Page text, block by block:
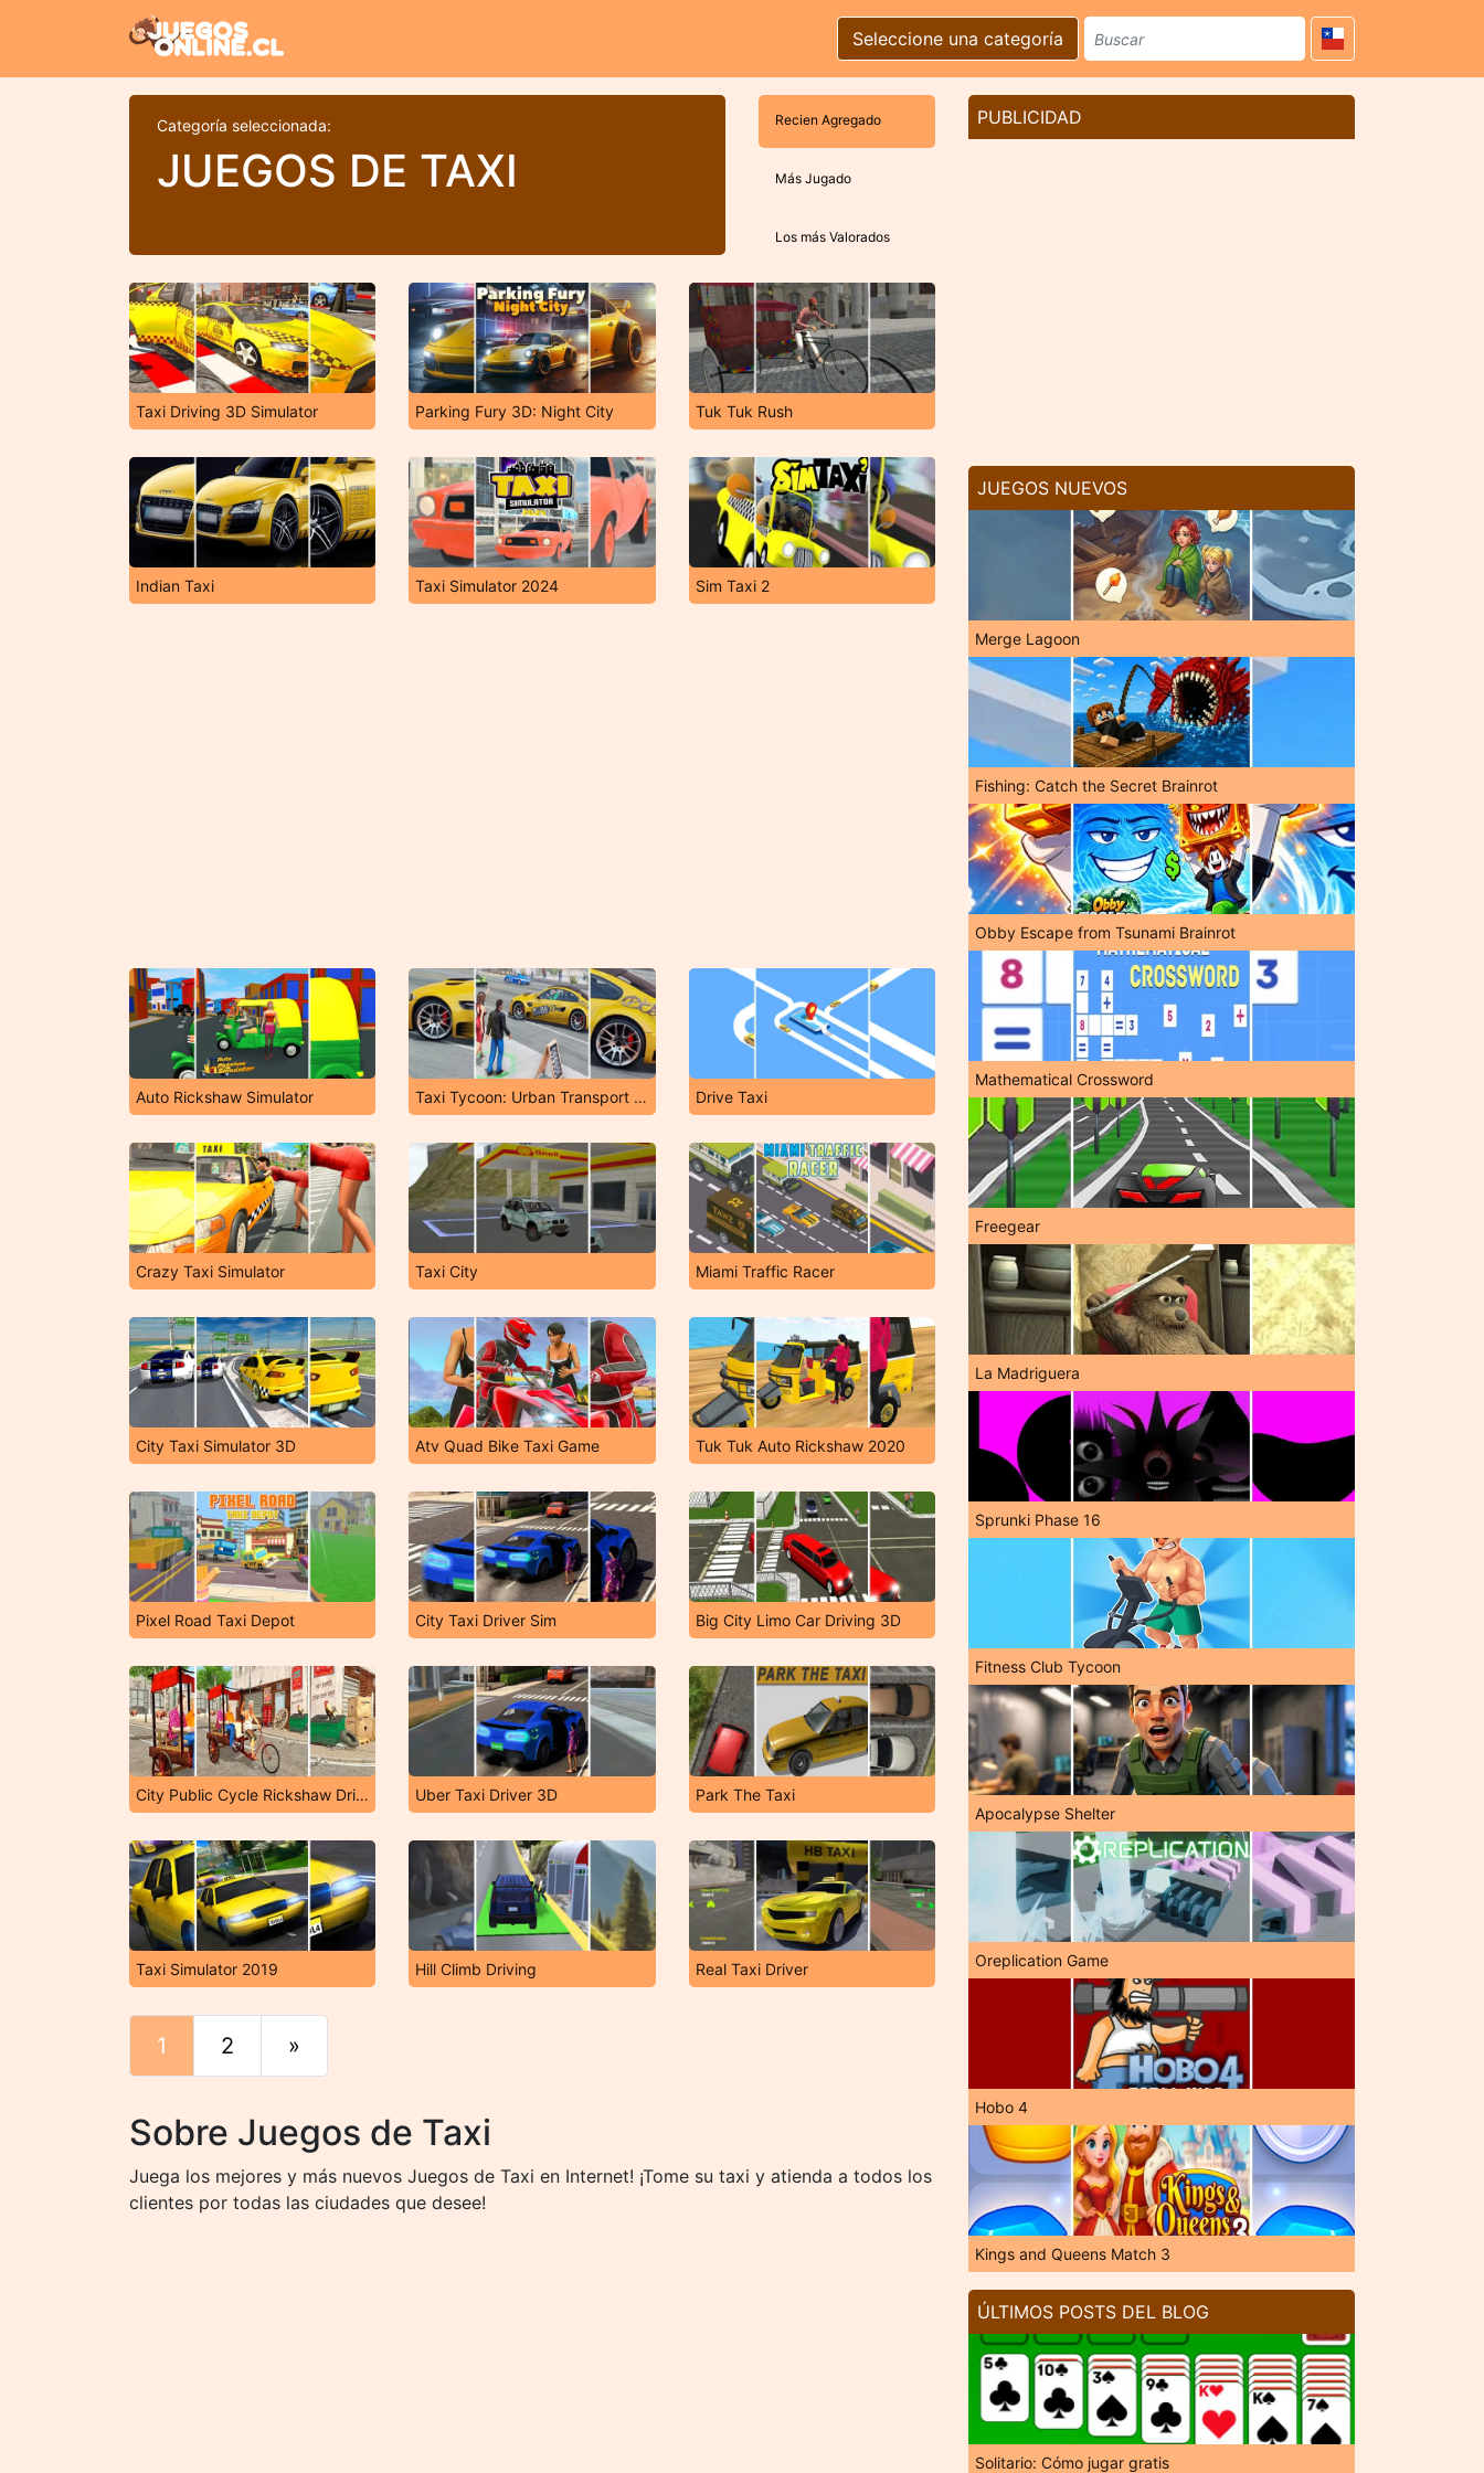
Seleccione una categoría
Categoría seleccionada:
JUEGOS DE TAXI
Recien Agregado
Más Jugado
Los más Valorados
Taxi Driving 3D Simulator Parking Fury 3D: Night City Tuk Tuk Rush
Indian Taxi Taxi Simulator 2024 Sim Taxi 2
Auto Rickshaw Simulator Taxi Tycoon: Urban Transport Sim Drive Taxi
Crazy Taxi Simulator Taxi City Miami Traffic Racer
City Taxi Simulator 3D Atv Quad Bike Taxi Game Tuk Tuk Auto Rickshaw 2020
Pixel Road Taxi Depot City Taxi Driver Sim Big City Limo Car Driving 3D
City Public Cycle Rickshaw Driving Simulator Uber Taxi Driver 3D Park The Taxi
Taxi Simulator 2019 Hill Climb Driving Real Taxi Driver
1 2 »
Sobre Juegos de Taxi
Juega los mejores y más nuevos Juegos de Taxi en Internet! ¡Tome su taxi y atienda a todos los
clientes por todas las ciudades que desee!
PUBLICIDAD
JUEGOS NUEVOS
Merge Lagoon
Fishing: Catch the Secret Brainrot
Obby Escape from Tsunami Brainrot
Mathematical Crossword
Freegear
La Madriguera
Sprunki Phase 16
Fitness Club Tycoon
Apocalypse Shelter
Oreplication Game
Hobo 4
Kings and Queens Match 3
ÚLTIMOS POSTS DEL BLOG
Solitario: Cómo jugar gratis